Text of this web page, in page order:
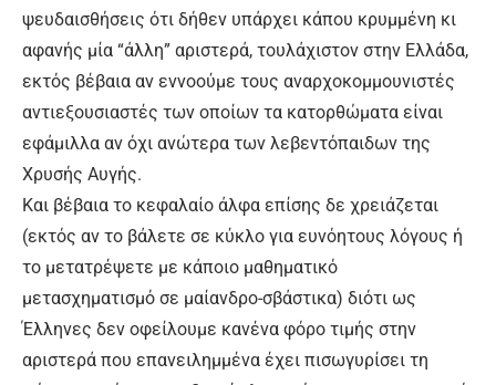
ψευδαισθήσεις ότι δήθεν υπάρχει κάπου κρυμμένη κι
αφανής μία “άλλη” αριστερά, τουλάχιστον στην Ελλάδα,
εκτός βέβαια αν εννοούμε τους αναρχοκομμουνιστές
αντιεξουσιαστές των οποίων τα κατορθώματα είναι
εφάμιλλα αν όχι ανώτερα των λεβεντόπαιδων της
Χρυσής Αυγής.
Και βέβαια το κεφαλαίο άλφα επίσης δε χρειάζεται
(εκτός αν το βάλετε σε κύκλο για ευνόητους λόγους ή
το μετατρέψετε με κάποιο μαθηματικό
μετασχηματισμό σε μαίανδρο-σβάστικα) διότι ως
Έλληνες δεν οφείλουμε κανένα φόρο τιμής στην
αριστερά που επανειλημμένα έχει πισωγυρίσει τη